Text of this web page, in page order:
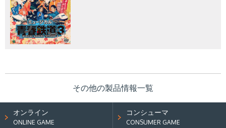
その他の製品情報一覧
オンライン
ONLINE GAME
コンシューマ
CONSUMER GAME